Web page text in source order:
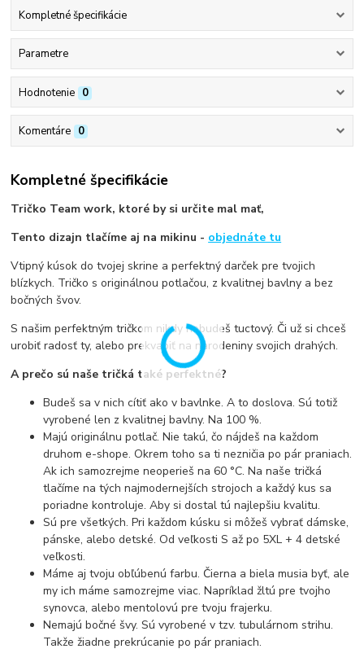
Kompletné špecifikácie
Parametre
Hodnotenie 0
Komentáre 0
Kompletné špecifikácie
Tričko Team work, ktoré by si určite mal mať,
Tento dizajn tlačíme aj na mikinu - objednáte tu
Vtipný kúsok do tvojej skrine a perfektný darček pre tvojich
blízkych. Tričko s originálnou potlačou, z kvalitnej bavlny a bez
bočných švov.
S našim perfektným tričkom nikdy nebudeš tuctový. Či už si chceš
urobiť radosť ty, alebo prekvapiť na narodeniny svojich drahých.
A prečo sú naše tričká také perfektné?
Budeš sa v nich cítiť ako v bavlnke. A to doslova. Sú totiž
vyrobené len z kvalitnej bavlny. Na 100 %.
Majú originálnu potlač. Nie takú, čo nájdeš na každom
druhom e-shope. Okrem toho sa ti nezničia po pár praniach.
Ak ich samozrejme neoperieš na 60 °C. Na naše tričká
tlačíme na tých najmodernejších strojoch a každý kus sa
poriadne kontroluje. Aby si dostal tú najlepšiu kvalitu.
Sú pre všetkých. Pri každom kúsku si môžeš vybrať dámske,
pánske, alebo detské. Od veľkosti S až po 5XL + 4 detské
veľkosti.
Máme aj tvoju obľúbenú farbu. Čierna a biela musia byť, ale
my ich máme samozrejme viac. Napríklad žltú pre tvojho
synovca, alebo mentolovú pre tvoju frajerku.
Nemajú bočné švy. Sú vyrobené v tzv. tubulárnom strihu.
Takže žiadne prekrúcanie po pár praniach.